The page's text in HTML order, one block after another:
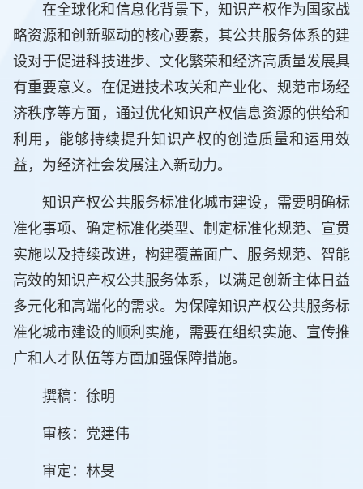
在全球化和信息化背景下，知识产权作为国家战
略资源和创新驱动的核心要素，其公共服务体系的建
设对于促进科技进步、文化繁荣和经济高质量发展具
有重要意义。在促进技术攻关和产业化、规范市场经
济秩序等方面，通过优化知识产权信息资源的供给和
利用，能够持续提升知识产权的创造质量和运用效
益，为经济社会发展注入新动力。
知识产权公共服务标准化城市建设，需要明确标
准化事项、确定标准化类型、制定标准化规范、宣贯
实施以及持续改进，构建覆盖面广、服务规范、智能
高效的知识产权公共服务体系，以满足创新主体日益
多元化和高端化的需求。为保障知识产权公共服务标
准化城市建设的顺利实施，需要在组织实施、宣传推
广和人才队伍等方面加强保障措施。
撰稿：徐明
审核：党建伟
审定：林旻